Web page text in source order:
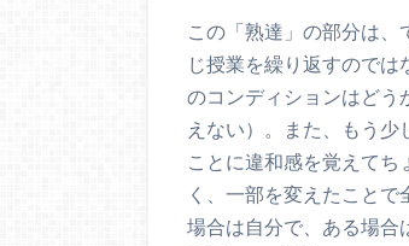
この「熟達」の部分は
じ授業を繰り返すので
のコンディションはどう
えない）。また、もう
ことに違和感を覚えて
く、一部を変えたこと
場合は自分で、ある場合